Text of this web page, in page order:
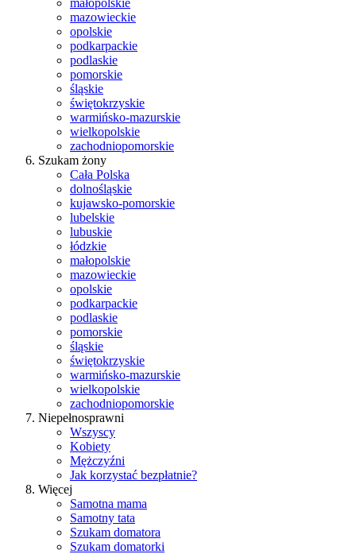
małopolskie
mazowieckie
opolskie
podkarpackie
podlaskie
pomorskie
śląskie
świętokrzyskie
warmińsko-mazurskie
wielkopolskie
zachodniopomorskie
Szukam żony
Cała Polska
dolnośląskie
kujawsko-pomorskie
lubelskie
lubuskie
łódzkie
małopolskie
mazowieckie
opolskie
podkarpackie
podlaskie
pomorskie
śląskie
świętokrzyskie
warmińsko-mazurskie
wielkopolskie
zachodniopomorskie
Niepełnosprawni
Wszyscy
Kobiety
Mężczyźni
Jak korzystać bezpłatnie?
Więcej
Samotna mama
Samotny tata
Szukam domatora
Szukam domatorki